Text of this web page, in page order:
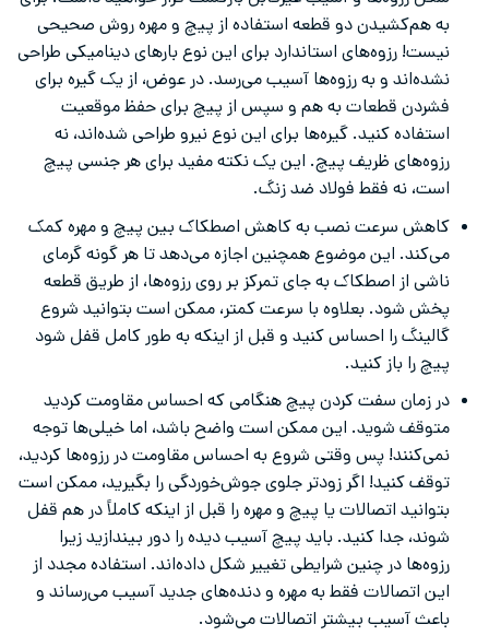
به هم‌کشیدن دو قطعه استفاده از پیچ و مهره روش صحیحی
نیست! رزوه‌های استاندارد برای این نوع بارهای دینامیکی طراحی
نشده‌اند و به رزوه‌ها آسیب می‌رسد. در عوض، از یک گیره برای
فشردن قطعات به هم و سپس از پیچ برای حفظ موقعیت
استفاده کنید. گیره‌ها برای این نوع نیرو طراحی شده‌اند، نه
رزوه‌های ظریف پیچ. این یک نکته مفید برای هر جنسی پیچ
است، نه فقط فولاد ضد زنگ.
کاهش سرعت نصب به کاهش اصطکاک بین پیچ و مهره کمک
می‌کند. این موضوع همچنین اجازه می‌دهد تا هر گونه گرمای
ناشی از اصطکاک به جای تمرکز بر روی رزوه‌ها، از طریق قطعه
پخش شود. بعلاوه با سرعت کمتر، ممکن است بتوانید شروع
گالینگ را احساس کنید و قبل از اینکه به طور کامل قفل شود
پیچ را باز کنید.
در زمان سفت کردن پیچ هنگامی که احساس مقاومت کردید
متوقف شوید. این ممکن است واضح باشد، اما خیلی‌ها توجه
نمی‌کنند! پس وقتی شروع به احساس مقاومت در رزوه‌ها کردید،
توقف کنید! اگر زودتر جلوی جوش‌خوردگی را بگیرید، ممکن است
بتوانید اتصالات یا پیچ و مهره را قبل از اینکه کاملاً در هم قفل
شوند، جدا کنید. باید پیچ آسیب دیده را دور بیندازید زیرا
رزوه‌ها در چنین شرایطی تغییر شکل داده‌اند. استفاده مجدد از
این اتصالات فقط به مهره و دنده‌های جدید آسیب می‌رساند و
باعث آسیب بیشتر اتصالات می‌شود.